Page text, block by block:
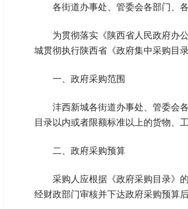
各街道办事处、管委会各部门、
为贯彻落实《陕西省人民政府办
城贯彻执行陕西省《政府集中采购目
一、政府采购范围
沣西新城各街道办事处、管委会
目录以内或者限额标准以上的货物、
二、政府采购预算
采购人应根据《政府采购目录》
经财政部门审核并下达政府采购预算